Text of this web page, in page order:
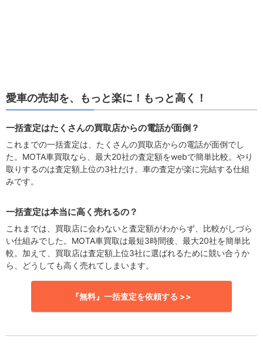
愛車の売却を、もっと楽に！もっと高く！
一括査定はたくさんの買取店からの電話が面倒？
これまでの一括査定は、たくさんの買取店からの電話が面倒でし
た。MOTA車買取なら、最大20社の査定額をwebで簡単比較。やり
取りするのは査定額上位の3社だけ。車の査定が楽に完結する仕組
みです。
一括査定は本当に高く売れるの？
これまでは、買取店に会わないと査定額がわからず、比較がしづら
い仕組みでした。MOTA車買取は最短3時間後、最大20社を簡単比
較。加えて、買取店は査定額上位3社に選ばれるために競い合うか
ら、どうしても高く売れてしまいます。
『無料』一括査定を依頼する >>